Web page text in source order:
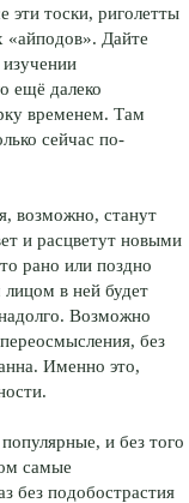
эти тоски, риголетты
Дайте
ещё далеко
временем. Там
сейчас по-
возможно, станут
и расцветут новыми
рано или поздно
в ней будет
Возможно
без
Именно это,
и без того
самые
без подобострастия